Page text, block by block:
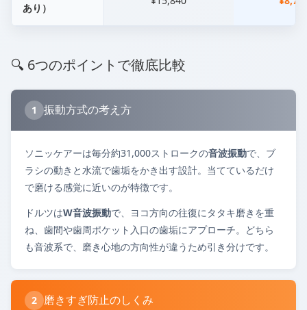
あり）
🔍 6つのポイントで徹底比較
1 振動方式の考え方
ソニッケアーは毎分約31,000ストロークの音波振動で、ブ
ラシの動きと水流で歯垢をかき出す設計。当てているだけ
で磨ける感覚に近いのが特徴です。
ドルツはW音波振動で、ヨコ方向の往復にタタキ磨きを重
ね、歯間や歯周ポケット入口の歯垢にアプローチ。どちら
も音波系で、磨き心地の方向性が違うため引き分けです。
2 磨きすぎ防止のしくみ